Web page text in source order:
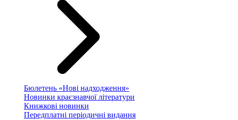
Бюлетень «Нові надходження»
Новинки краєзнавчої літератури
Книжкові новинки
Передплатні періодичні видання